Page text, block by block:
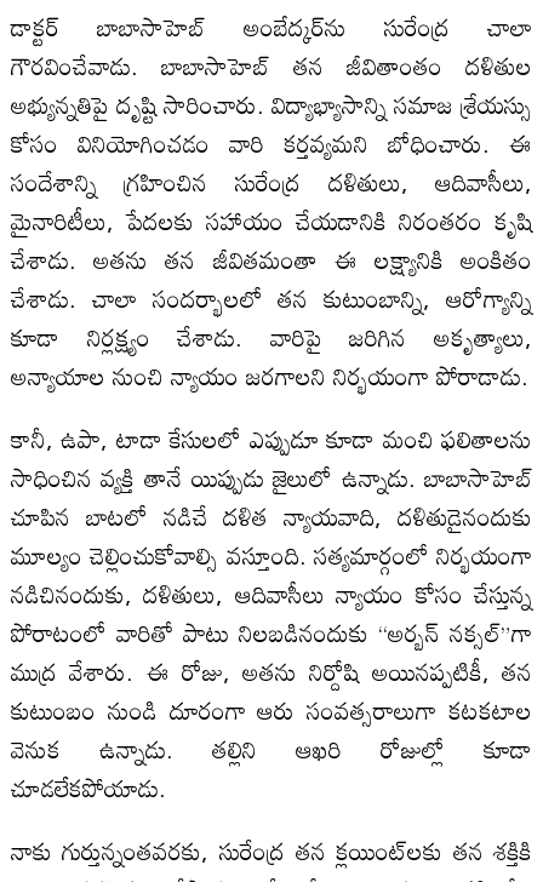
డాక్టర్ బాబాసాహెబ్ అంబేద్కర్‌ను సురేంద్ర చాలా
గౌరవించేవాడు. బాబాసాహెబ్ తన జీవితాంతం దళితుల
అభ్యున్నతిపై దృష్టి సారించారు. విద్యాభ్యాసాన్ని సమాజ శ్రేయస్సు
కోసం వినియోగించడం వారి కర్తవ్యమని బోధించారు. ఈ
సందేశాన్ని గ్రహించిన సురేంద్ర దళితులు, ఆదివాసీలు,
మైనారిటీలు, పేదలకు సహాయం చేయడానికి నిరంతరం కృషి
చేశాడు. అతను తన జీవితమంతా ఈ లక్ష్యానికి అంకితం
చేశాడు. చాలా సందర్భాలలో తన కుటుంబాన్ని, ఆరోగ్యాన్ని
కూడా నిర్లక్ష్యం చేశాడు. వారిపై జరిగిన అకృత్యాలు,
అన్యాయాల నుంచి న్యాయం జరగాలని నిర్భయంగా పోరాడాడు.
కానీ, ఉపా, టాడా కేసులలో ఎప్పుడూ కూడా మంచి ఫలితాలను
సాధించిన వ్యక్తి తానే యిప్పుడు జైలులో ఉన్నాడు. బాబాసాహెబ్
చూపిన బాటలో నడిచే దళిత న్యాయవాది, దళితుడైనందుకు
మూల్యం చెల్లించుకోవాల్సి వస్తూంది. సత్యమార్గంలో నిర్భయంగా
నడిచినందుకు, దళితులు, ఆదివాసీలు న్యాయం కోసం చేస్తున్న
పోరాటంలో వారితో పాటు నిలబడినందుకు “అర్బన్ నక్సల్”గా
ముద్ర వేశారు. ఈ రోజు, అతను నిర్దోషి అయినప్పటికీ, తన
కుటుంబం నుండి దూరంగా ఆరు సంవత్సరాలుగా కటకటాల
వెనుక ఉన్నాడు. తల్లిని ఆఖరి రోజుల్లో కూడా
చూడలేకపోయాడు.
నాకు గుర్తున్నంతవరకు, సురేంద్ర తన క్లయింట్‌లకు తన శక్తికి